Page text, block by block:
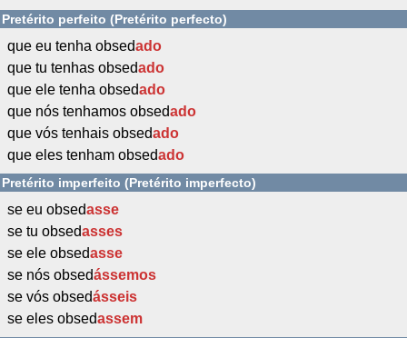
Pretérito perfeito (Pretérito perfecto)
que eu tenha obsedado
que tu tenhas obsedado
que ele tenha obsedado
que nós tenhamos obsedado
que vós tenhais obsedado
que eles tenham obsedado
Pretérito imperfeito (Pretérito imperfecto)
se eu obsedasse
se tu obsedasses
se ele obsedasse
se nós obsedássemos
se vós obsedásseis
se eles obsedassem